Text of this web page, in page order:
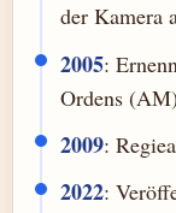
der Kamera
2005:
Ordens
2009:
2022: